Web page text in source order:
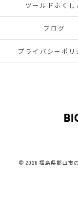
ツールドふくし
ブログ
プライバシーポリ
© 2026 福島県郡山市の